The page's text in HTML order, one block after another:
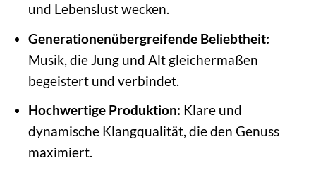
und Lebenslust wecken.
Generationenübergreifende Beliebtheit:
Musik, die Jung und Alt gleichermaßen
begeistert und verbindet.
Hochwertige Produktion: Klare und
dynamische Klangqualität, die den Genuss
maximiert.